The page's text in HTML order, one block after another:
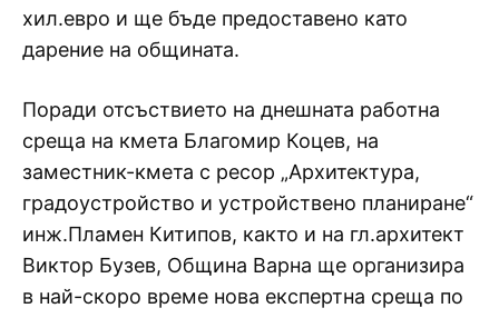
хил.евро и ще бъде предоставено като
дарение на общината.
Поради отсъствието на днешната работна
среща на кмета Благомир Коцев, на
заместник-кмета с ресор „Архитектура,
градоустройство и устройствено планиране“
инж.Пламен Китипов, както и на гл.архитект
Виктор Бузев, Община Варна ще организира
в най-скоро време нова експертна среща по